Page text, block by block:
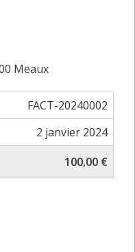
Meaux
FACT-20240002
2 janvier 2024
100,00 €